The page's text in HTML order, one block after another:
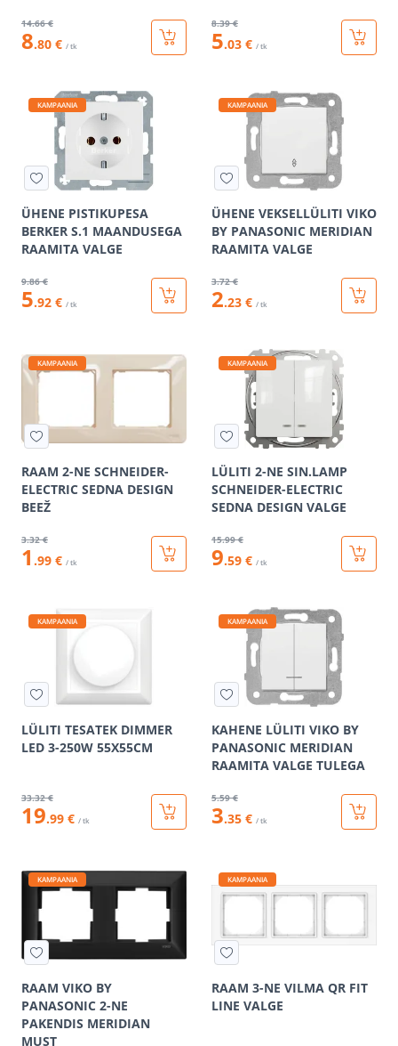
14.66 €
8.80 € / tk
8.39 €
5.03 € / tk
KAMPAANIA
ÜHENE PISTIKUPESA
BERKER S.1 MAANDUSEGA
RAAMITA VALGE
9.86 €
5.92 € / tk
KAMPAANIA
ÜHENE VEKSELLÜLITI VIKO
BY PANASONIC MERIDIAN
RAAMITA VALGE
3.72 €
2.23 € / tk
KAMPAANIA
RAAM 2-NE SCHNEIDER-
ELECTRIC SEDNA DESIGN
BEEŽ
3.32 €
1 .99 € / tk
KAMPAANIA
LÜLITI 2-NE SIN.LAMP
SCHNEIDER-ELECTRIC
SEDNA DESIGN VALGE
15.99 €
9.59 € / tk
KAMPAANIA
LÜLITI TESATEK DIMMER
LED 3-250W 55X55CM
33.32 €
19.99 € / tk
KAMPAANIA
KAHENE LÜLITI VIKO BY
PANASONIC MERIDIAN
RAAMITA VALGE TULEGA
5.59 €
3.35 € / tk
KAMPAANIA
RAAM VIKO BY
PANASONIC 2-NE
PAKENDIS MERIDIAN
MUST
KAMPAANIA
RAAM 3-NE VILMA QR FIT
LINE VALGE